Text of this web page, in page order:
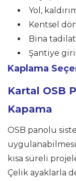
Yol,
Kentsel
Bina
Şantiye
Kaplama
Kartal OSB
Kapama
OSB panolu
kısa süreli
Çelik ayaklarla